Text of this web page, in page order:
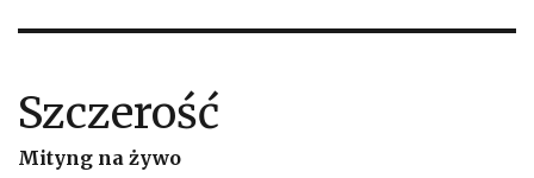
Szczerość
Mityng na żywo